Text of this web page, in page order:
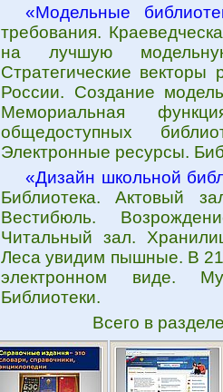
«Модельные
требования.
на лучшую
Стратегические векторы
России. Создание
Мемориальная
общедоступных
Электронные ресурсы.
«Дизайн школьной
Библиотека. Актовый
Вестибюль.
Читальный зал.
Леса увидим пышные. В
электронном виде.
Библиотеки.
Всего в